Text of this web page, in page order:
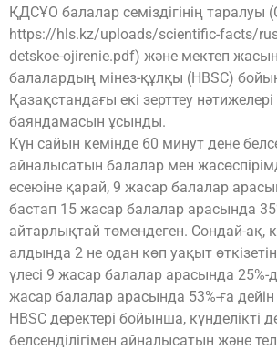
ҚДСҰО балалар семіздігінің таралуы
https://hls.kz/uploads/scientific-facts/
detskoe-ojirenie.pdf) және мектеп
балалардың мінез-құлқы (HBSC)
Қазақстандағы екі зерттеу
баяндамасын ұсынды.
Күн сайын кемінде 60 минут дене
айналысатын балалар мен
есеюіне қарай, 9 жасар балалар
бастап 15 жасар балалар арасында
айтарлықтай төмендеген. Сондай-ақ,
алдында 2 не одан көп уақыт
үлесі 9 жасар балалар арасында 25%-
жасар балалар арасында 53%-ға дейін
HBSC деректері бойынша, күнделікті
белсенділігімен айналысатын және